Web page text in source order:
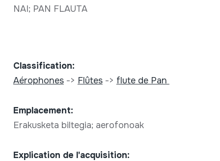
NAI; PAN FLAUTA
Classification:
Aérophones-> Flûtes-> flute de Pan
Emplacement:
Erakusketa biltegia; aerofonoak
Explication de l'acquisition: